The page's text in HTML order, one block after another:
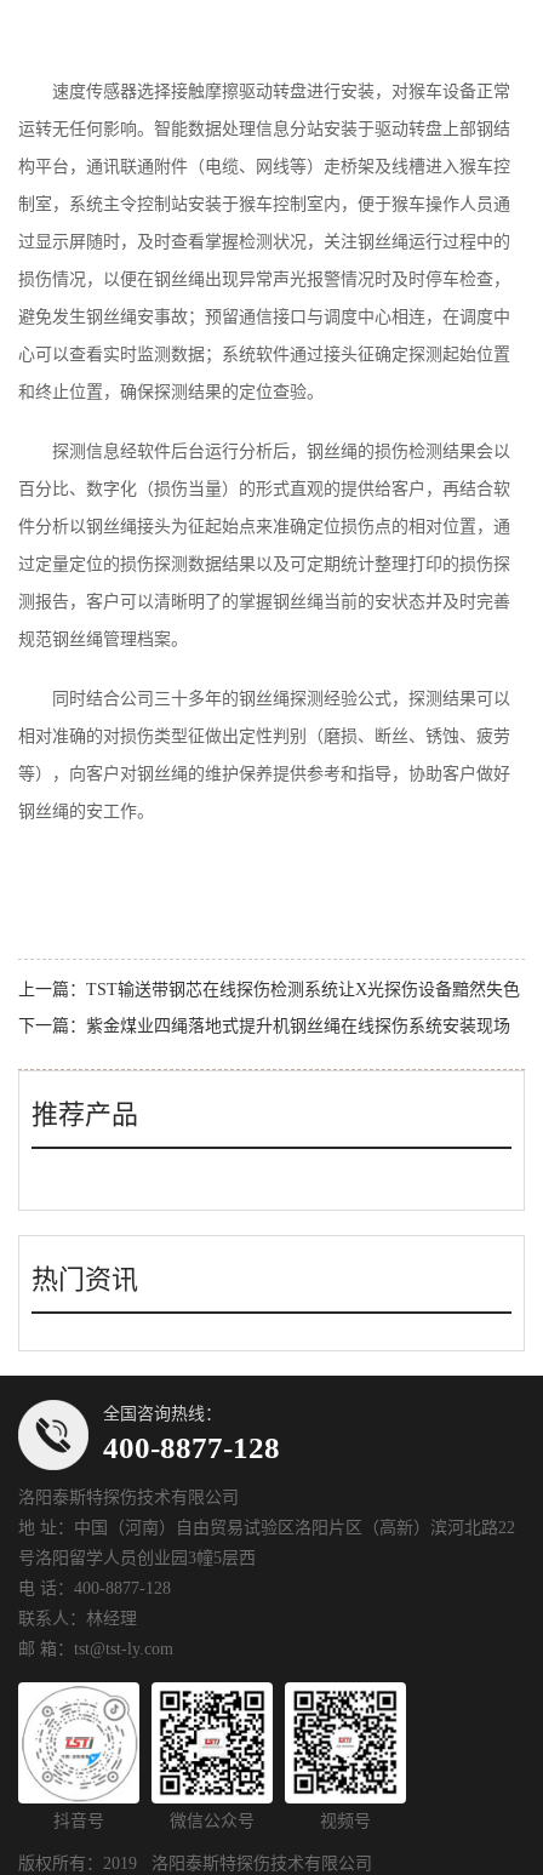
速度传感器选择接触摩擦驱动转盘进行安装，对猴车设备正常
运转无任何影响。智能数据处理信息分站安装于驱动转盘上部钢结
构平台，通讯联通附件（电缆、网线等）走桥架及线槽进入猴车控
制室，系统主令控制站安装于猴车控制室内，便于猴车操作人员通
过显示屏随时，及时查看掌握检测状况，关注钢丝绳运行过程中的
损伤情况，以便在钢丝绳出现异常声光报警情况时及时停车检查，
避免发生钢丝绳安事故；预留通信接口与调度中心相连，在调度中
心可以查看实时监测数据；系统软件通过接头征确定探测起始位置
和终止位置，确保探测结果的定位查验。
探测信息经软件后台运行分析后，钢丝绳的损伤检测结果会以
百分比、数字化（损伤当量）的形式直观的提供给客户，再结合软
件分析以钢丝绳接头为征起始点来准确定位损伤点的相对位置，通
过定量定位的损伤探测数据结果以及可定期统计整理打印的损伤探
测报告，客户可以清晰明了的掌握钢丝绳当前的安状态并及时完善
规范钢丝绳管理档案。
同时结合公司三十多年的钢丝绳探测经验公式，探测结果可以
相对准确的对损伤类型征做出定性判别（磨损、断丝、锈蚀、疲劳
等），向客户对钢丝绳的维护保养提供参考和指导，协助客户做好
钢丝绳的安工作。
上一篇： TST输送带钢芯在线探伤检测系统让X光探伤设备黯然失色
下一篇： 紫金煤业四绳落地式提升机钢丝绳在线探伤系统安装现场
推荐产品
热门资讯
全国咨询热线：
400-8877-128
洛阳泰斯特探伤技术有限公司
地 址：中国（河南）自由贸易试验区洛阳片区（高新）滨河北路22
号洛阳留学人员创业园3幢5层西
电 话：400-8877-128
联系人：林经理
邮 箱：tst@tst-ly.com
抖音号 微信公众号 视频号
版权所有：2019 洛阳泰斯特探伤技术有限公司